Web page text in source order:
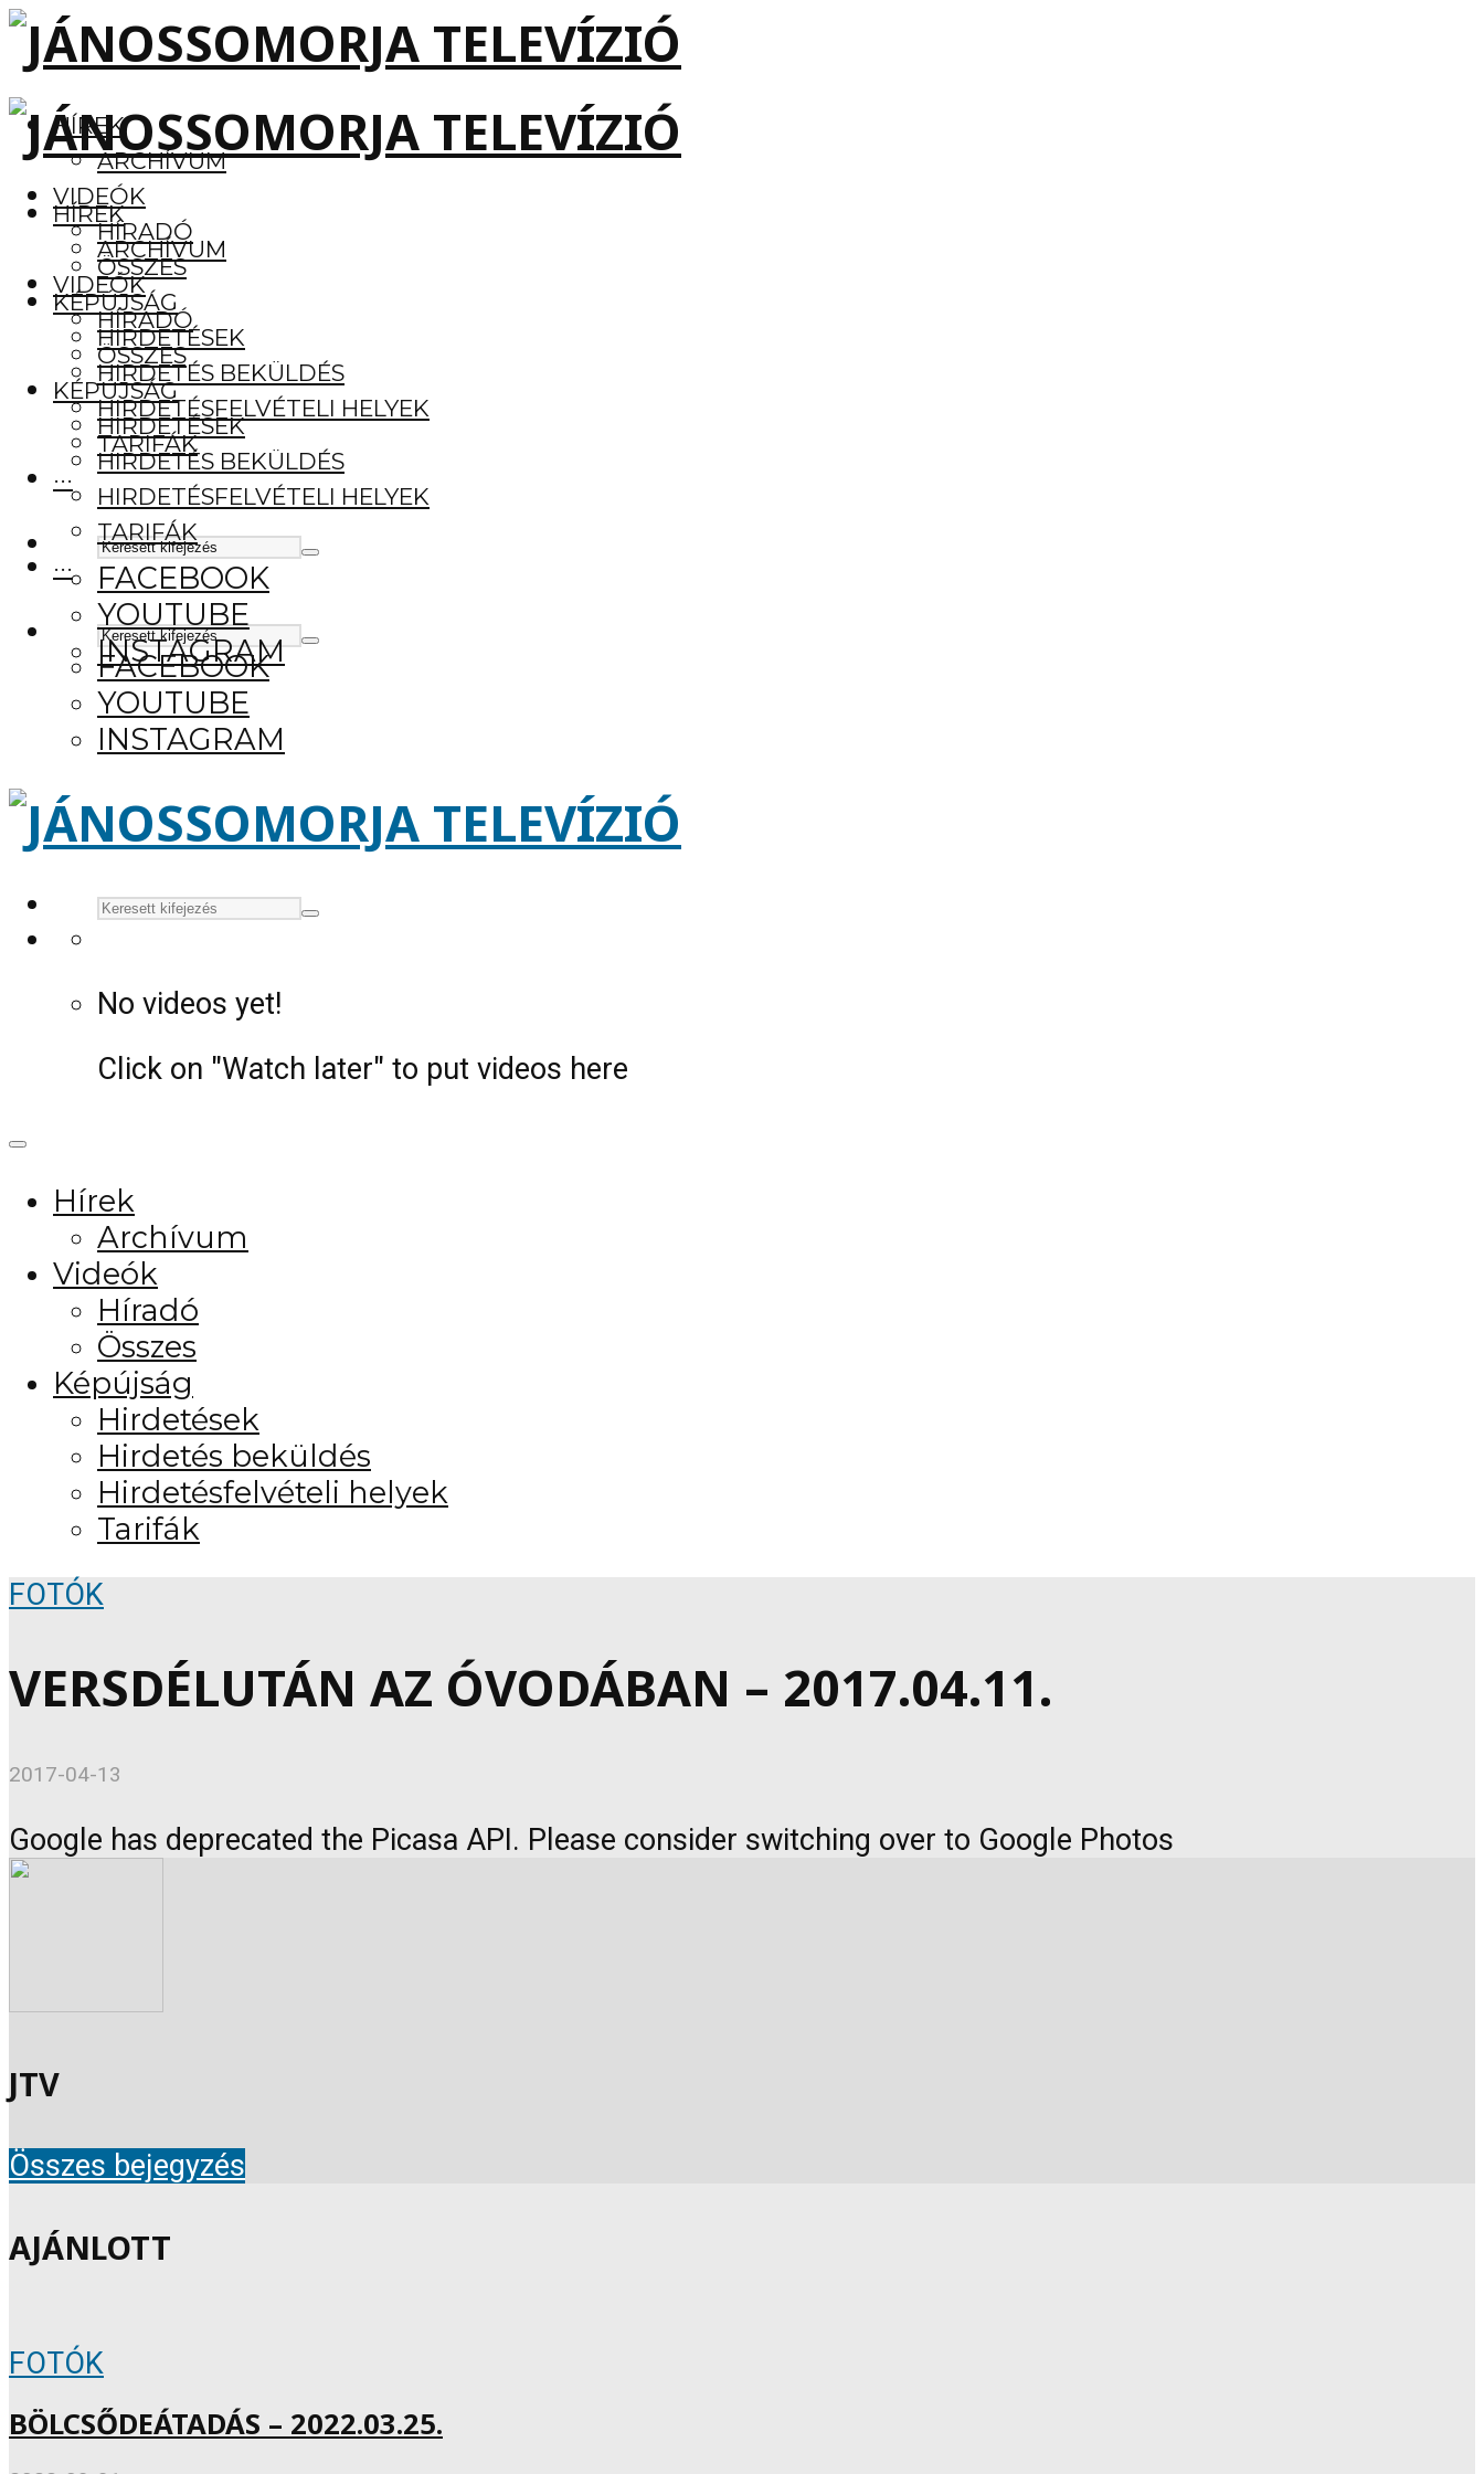
HÍREK
ARCHÍVUM
VIDEÓK
HÍRADÓ
ÖSSZES
KÉPÚJSÁG
HIRDETÉSEK
HIRDETÉS BEKÜLDÉS
HIRDETÉSFELVÉTELI HELYEK
TARIFÁK
···
FACEBOOK
YOUTUBE
INSTAGRAM
HÍREK
ARCHÍVUM
VIDEÓK
HÍRADÓ
ÖSSZES
KÉPÚJSÁG
HIRDETÉSEK
HIRDETÉS BEKÜLDÉS
HIRDETÉSFELVÉTELI HELYEK
TARIFÁK
···
FACEBOOK
YOUTUBE
INSTAGRAM
No videos yet!
Click on "Watch later" to put videos here
Hírek
Archívum
Videók
Híradó
Összes
Képújság
Hirdetések
Hirdetés beküldés
Hirdetésfelvételi helyek
Tarifák
FOTÓK
VERSDÉLUTÁN AZ ÓVODÁBAN – 2017.04.11.
2017-04-13
Google has deprecated the Picasa API. Please consider switching over to Google Photos
JTV
Összes bejegyzés
AJÁNLOTT
FOTÓK
BÖLCSŐDEÁTADÁS – 2022.03.25.